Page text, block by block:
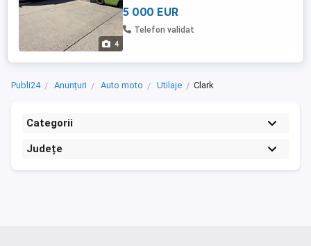
4
5 000 EUR
Telefon validat
Publi24 Anunțuri Auto moto Utilaje Clark
Categorii
Județe